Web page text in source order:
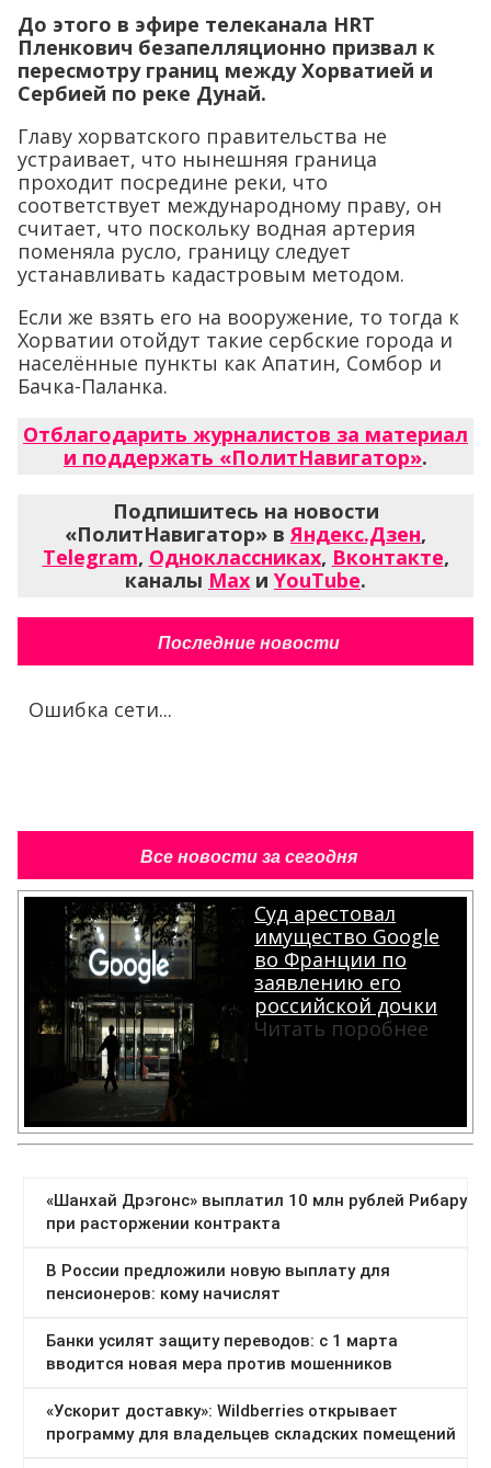
До этого в эфире телеканала HRT
Пленкович безапелляционно призвал к
пересмотру границ между Хорватией и
Сербией по реке Дунай.
Главу хорватского правительства не
устраивает, что нынешняя граница
проходит посредине реки, что
соответствует международному праву, он
считает, что поскольку водная артерия
поменяла русло, границу следует
устанавливать кадастровым методом.
Если же взять его на вооружение, то тогда к
Хорватии отойдут такие сербские города и
населённые пункты как Апатин, Сомбор и
Бачка-Паланка.
Отблагодарить журналистов за материал
и поддержать «ПолитНавигатор».
Подпишитесь на новости
«ПолитНавигатор» вЯндекс.Дзен,
Telegram, Одноклассниках, Вконтакте,
каналы Max и YouTube.
Последние новости
Ошибка сети...
Все новости за сегодня
Суд арестовал
имущество Google
во Франции по
заявлению его
российской дочки
Читать поробнее